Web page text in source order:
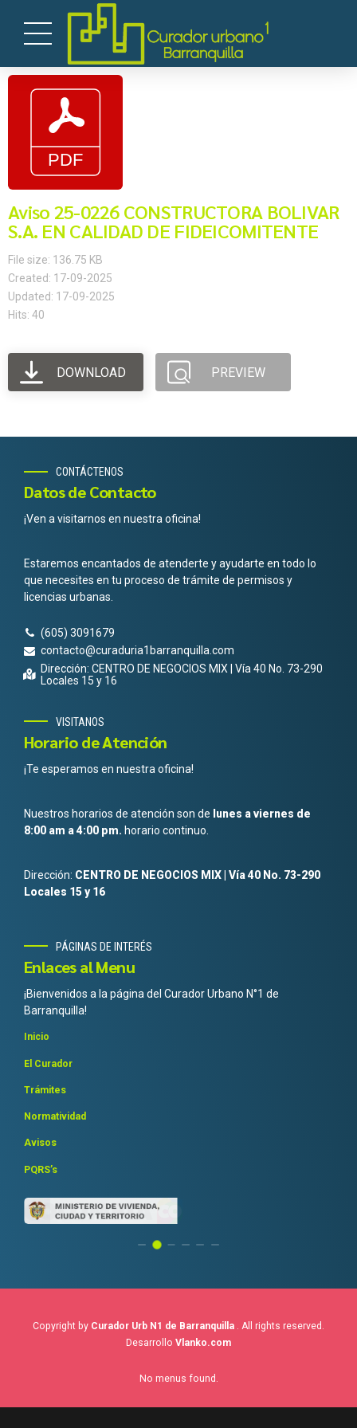
Aviso 25-0226 CONSTRUCTORA BOLIVAR
S.A. EN CALIDAD DE FIDEICOMITENTE
File size: 136.75 KB
Created: 17-09-2025
Updated: 17-09-2025
Hits: 40
DOWNLOAD PREVIEW
CONTÁCTENOS
Datos de Contacto
¡Ven a visitarnos en nuestra oficina!
Estaremos encantados de atenderte y ayudarte en todo lo
que necesites en tu proceso de trámite de permisos y
licencias urbanas.
(605) 3091679
contacto@curaduria1barranquilla.com
Dirección: CENTRO DE NEGOCIOS MIX | Vía 40 No. 73-290
Locales 15 y 16
VISITANOS
Horario de Atención
¡Te esperamos en nuestra oficina!
Nuestros horarios de atención son de lunes a viernes de
8:00 am a 4:00 pm. horario continuo.
Dirección: CENTRO DE NEGOCIOS MIX | Vía 40 No. 73-290
Locales 15 y 16
PÁGINAS DE INTERÉS
Enlaces al Menu
¡Bienvenidos a la página del Curador Urbano N°1 de
Barranquilla!
Inicio
El Curador
Trámites
Normatividad
Avisos
PQRS’s
Copyright by Curador Urb N1 de Barranquilla . All rights reserved.
Desarrollo Vlanko.com
No menus found.